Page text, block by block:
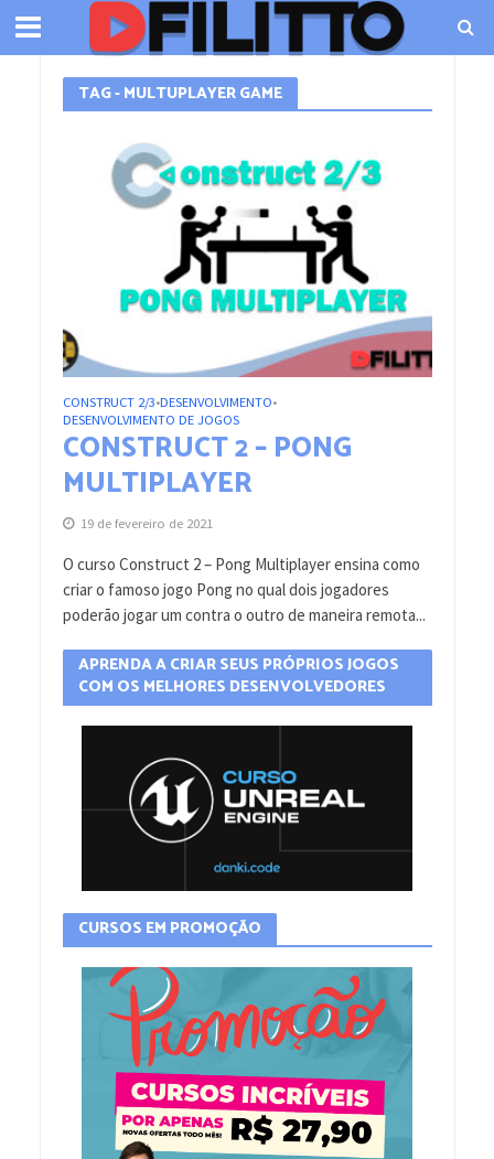
TAG - MULTUPLAYER GAME
CONSTRUCT 2/3•DESENVOLVIMENTO•
DESENVOLVIMENTO DE JOGOS
CONSTRUCT 2 – PONG
MULTIPLAYER
19 de fevereiro de 2021
O curso Construct 2 – Pong Multiplayer ensina como
criar o famoso jogo Pong no qual dois jogadores
poderão jogar um contra o outro de maneira remota...
APRENDA A CRIAR SEUS PRÓPRIOS JOGOS
COM OS MELHORES DESENVOLVEDORES
CURSOS EM PROMOÇÃO